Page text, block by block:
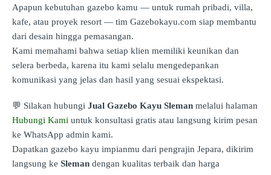
Apapun kebutuhan gazebo kamu — untuk rumah pribadi, villa,
kafe, atau proyek resort — tim Gazebokayu.com siap membantu
dari desain hingga pemasangan.
Kami memahami bahwa setiap klien memiliki keunikan dan
selera berbeda, karena itu kami selalu mengedepankan
komunikasi yang jelas dan hasil yang sesuai ekspektasi.
💬 Silakan hubungi Jual Gazebo Kayu Sleman melalui halaman
Hubungi Kami untuk konsultasi gratis atau langsung kirim pesan
ke WhatsApp admin kami.
Dapatkan gazebo kayu impianmu dari pengrajin Jepara, dikirim
langsung ke Sleman dengan kualitas terbaik dan harga